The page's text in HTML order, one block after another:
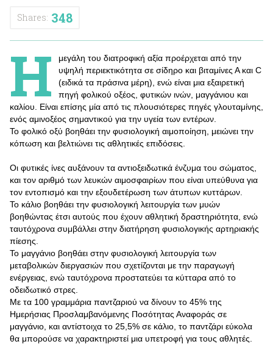
Shares: 348
Η
μεγάλη του διατροφική αξία προέρχεται από την
υψηλή περιεκτικότητα σε σίδηρο και βιταμίνες Α και C
(ειδικά τα πράσινα μέρη), ενώ είναι μια εξαιρετική
πηγή φολικού οξέος, φυτικών ινών, μαγγάνιου και
καλίου. Είναι επίσης μία από τις πλουσιότερες πηγές γλουταμίνης,
ενός αμινοξέος σημαντικού για την υγεία των εντέρων.
Το φολικό οξύ βοηθάει την φυσιολογική αιμοποίηση, μειώνει την
κόπωση και βελτιώνει τις αθλητικές επιδόσεις.
Οι φυτικές ίνες αυξάνουν τα αντιοξειδωτικά ένζυμα του σώματος,
και τον αριθμό των λευκών αιμοσφαιρίων που είναι υπεύθυνα για
τον εντοπισμό και την εξουδετέρωση των άτυπων κυττάρων.
Το κάλιο βοηθάει την φυσιολογική λειτουργία των μυών
βοηθώντας έτσι αυτούς που έχουν αθλητική δραστηριότητα, ενώ
ταυτόχρονα συμβάλλει στην διατήρηση φυσιολογικής αρτηριακής
πίεσης.
Το μαγγάνιο βοηθάει στην φυσιολογική λειτουργία των
μεταβολικών διεργασιών που σχετίζονται με την παραγωγή
ενέργειας, ενώ ταυτόχρονα προστατεύει τα κύτταρα από το
οδειδωτικό στρες.
Με τα 100 γραμμάρια παντζαριού να δίνουν το 45% της
Ημερήσιας Προσλαμβανόμενης Ποσότητας Αναφοράς σε
μαγγάνιο, και αντίστοιχα το 25,5% σε κάλιο, το παντζάρι εύκολα
θα μπορούσε να χαρακτηριστεί μια υπετροφή για τους αθλητές.